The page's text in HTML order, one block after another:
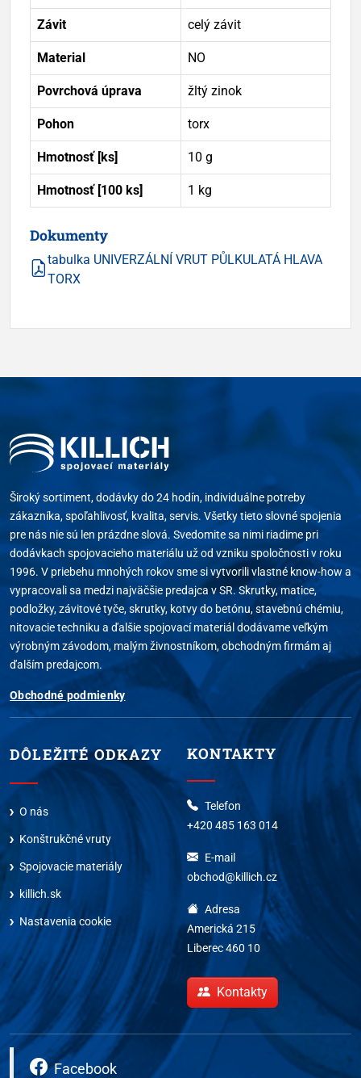
Závit celý závit
Material NO
Povrchová úprava žltý zinok
Pohon torx
Hmotnosť [ks] 10 g
Hmotnosť [100 ks] 1 kg
Dokumenty
tabulka UNIVERZÁLNÍ VRUT PŮLKULATÁ HLAVA
TORX
Široký sortiment, dodávky do 24 hodín, individuálne potreby
zákazníka, spoľahlivosť, kvalita, servis. Všetky tieto slovné spojenia
pre nás nie sú len prázdne slová. Svedomite sa nimi riadime pri
dodávkach spojovacieho materiálu už od vzniku spoločnosti v roku
1996. V priebehu mnohých rokov sme si vytvorili vlastné know-how a
vypracovali sa medzi najväčšie predajca v SR. Skrutky, matice,
podložky, závitové tyče, skrutky, kotvy do betónu, stavebnú chémiu,
nitovacie techniku a ďalšie spojovací materiál dodávame veľkým
výrobným závodom, malým živnostníkom, obchodným firmám aj
ďalším predajcom.
Obchodné podmienky
DÔLEŽITÉ ODKAZY
O nás
Konštrukčné vruty
Spojovacie materiály
killich.sk
Nastavenia cookie
KONTAKTY
Telefon
+420 485 163 014
E-mail
obchod@killich.cz
Adresa
Americká 215
Liberec 460 10
Kontakty
Facebook